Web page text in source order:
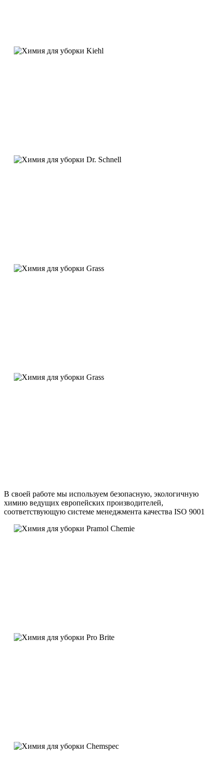
В своей работе мы используем безопасную, экологичную
химию ведущих европейских производителей,
соответствующую системе менеджмента качества ISO 9001